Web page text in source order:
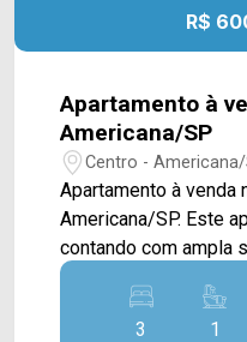
R$
Apartamento à
Americana/SP
Centro - Americana/
Apartamento à venda
Americana/SP. Este apartamento possui 131M²,
contando com ampla
integradas, cozinha
cooktop e exaustor,
despensa e banheiro. > 03 quartos, sendo 01
3 1